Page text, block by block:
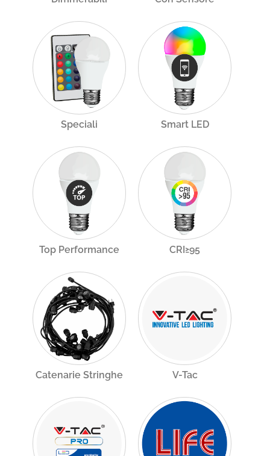
Speciali Smart LED
Top Performance CRI≥95
Catenarie Stringhe V-Tac